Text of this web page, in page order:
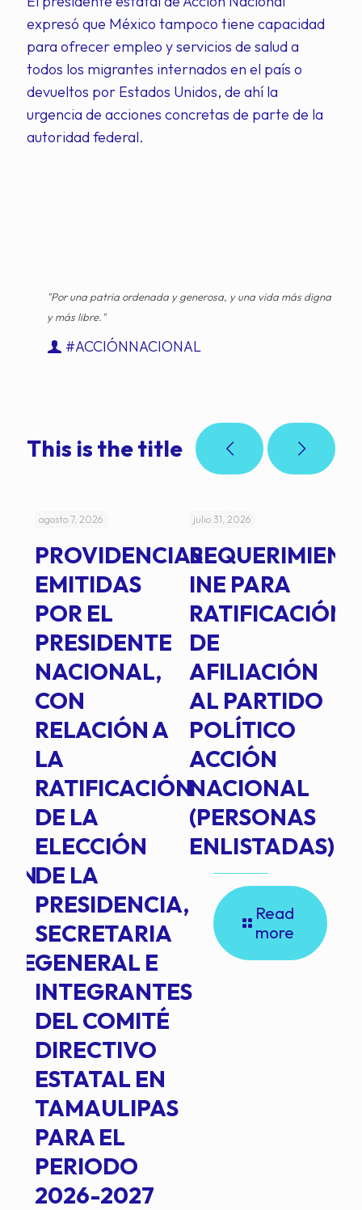
expresó que México tampoco tiene capacidad
para ofrecer empleo y servicios de salud a
todos los migrantes internados en el país o
devueltos por Estados Unidos, de ahí la
urgencia de acciones concretas de parte de la
autoridad federal.
"Por una patria ordenada y generosa, y una vida más digna
y más libre."
#ACCIÓNNACIONAL
This is the title
agosto 7, 2026
PROVIDENCIAS
EMITIDAS
POR EL
PRESIDENTE
NACIONAL,
CON
RELACIÓN A
LA
RATIFICACIÓN
DE LA
ELECCIÓN
DE LA
PRESIDENCIA,
SECRETARIA
GENERAL E
INTEGRANTES
DEL COMITÉ
DIRECTIVO
ESTATAL EN
TAMAULIPAS
PARA EL
PERIODO
2026-2027
julio 31, 2026
INE PARA
RATIFICACIÓN
DE
AFILIACIÓN
AL PARTIDO
POLÍTICO
ACCIÓN
NACIONAL
(PERSONAS
ENLISTADAS)
Read
more